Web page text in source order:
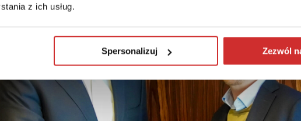
z ich usług.
Spersonalizuj Zezwól